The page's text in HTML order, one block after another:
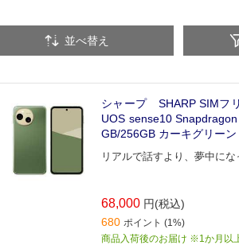
並べ替え
シャープ SHARP SIMフ
UOS sense10
GB/256GB カーキグリー
リアルで話すより、夢中にな
68,000 円(税込)
680 ポイント (1%)
商品入荷後のお届け ※1か月以